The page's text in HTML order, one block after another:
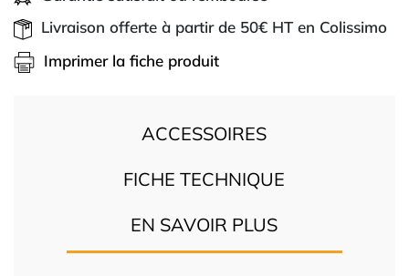
Livraison offerte à partir de 50€ HT en Colissimo
Imprimer la fiche produit
ACCESSOIRES
FICHE TECHNIQUE
EN SAVOIR PLUS